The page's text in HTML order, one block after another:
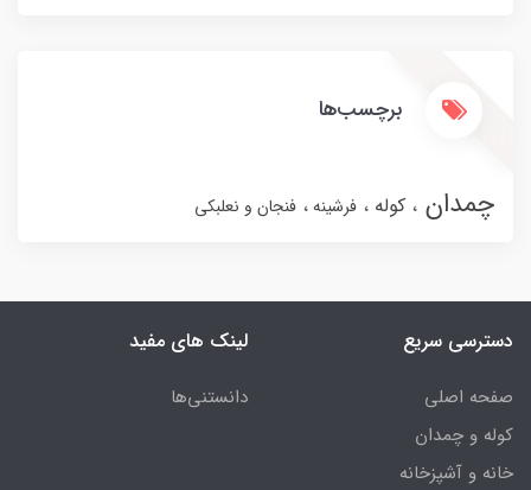
برچسب‌ها
چمدان کوله فرشینه فنجان و نعلبکی
دسترسی سریع
صفحه اصلی
کوله و چمدان
خانه و آشپزخانه
لینک های مفید
دانستنی‌ها